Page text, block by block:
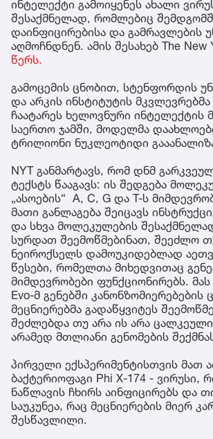
ინტელექტი გამოიყენეს ახალი
შესაქმნელად, რომლებიც
დაინფიცირებისა და გამრავლების
აღმოჩნდნენ. ამის შესახებ The New
წერს.
გამოცემის ცნობით, სტენფორდის
და არკის ინსტიტუტის მკვლევრებმა
ჩაატარეს ხელოვნური ინტელექტის
საერთო ჯამში, მოდელმა
ტრილიონი ნუკლეოტიდი
NYT განმარტავს, რომ დნმ
ტექსტს წააგავს: ის შედგება
„ასოების“ A, C, G და T-ს
მათი განლაგება შეიცავს
და სხვა მოლეკულების
სურდათ შეემოწმებინათ, შეეძლო
ნეიროქსელს დამოუკიდებლად
წესები, რომელთა მიხედვითაც
მიმდევრობები ფუნქციონირებს.
Evo-მ გენებში კანონზომიერებების
მეცნიერებმა გადაწყვიტეს
შეძლებდა თუ არა ის არა ცალკეული
არამედ მთლიანი გენომების
პირველი ექსპერიმენტისთვის მათ
ბაქტერიოფაგი Phi X-174 - ვირუსი,
ნაწლავის ჩხირს აინფიცირებს და
საუკუნეა, რაც მეცნიერების მიერ
შესწავლილი.